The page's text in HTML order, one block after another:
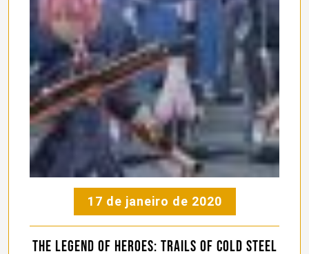
17 de janeiro de 2020
The Legend of Heroes: Trails of Cold Steel